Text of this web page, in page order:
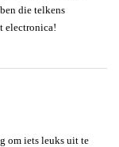
die telkens
electronica!
om iets leuks uit te